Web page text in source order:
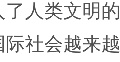
了人类文明
社会越来